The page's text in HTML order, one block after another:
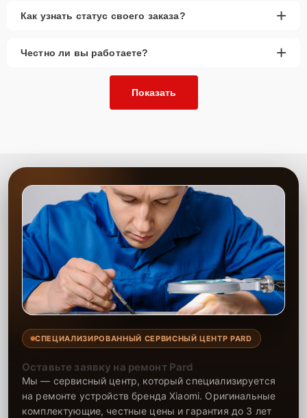
Как узнать статус своего заказа? +
Честно ли вы работаете? +
Показать
СПЕЦИАЛИЗИРОВАННЫЙ СЕРВИСНЫЙ ЦЕНТР PARD
Оставьте заявку на ремонт Pard
Мы — сервисный центр, который специализируется
на ремонте устройств бренда Xiaomi. Оригинальные
комплектующие, честные цены и гарантия до 3 лет